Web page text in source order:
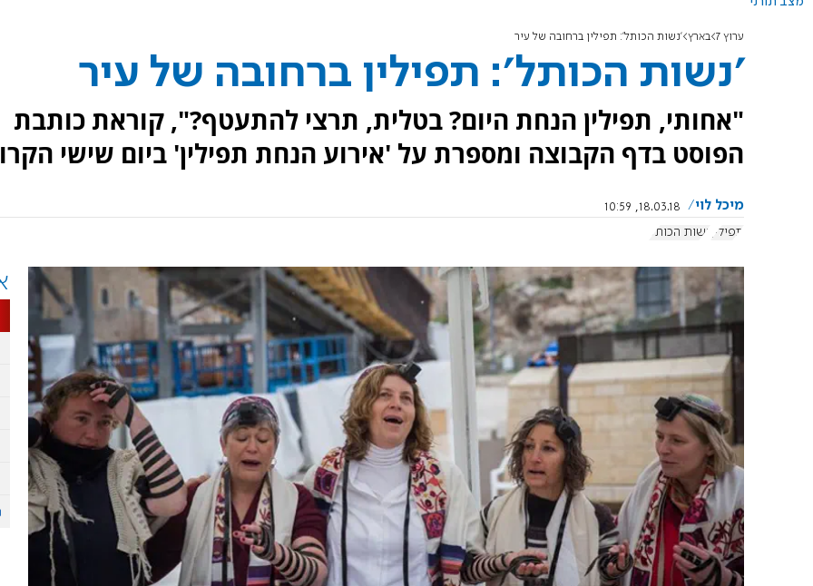
ערוץ 7 בארץ 'נשות הכותל': תפילין ברחובה של עיר
'נשות הכותל': תפילין ברחובה של עיר
"אחותי, תפילין הנחת היום? בטלית, תרצי להתעטף?", קוראת כותבת
הפוסט בדף הקבוצה ומספרת על 'אירוע הנחת תפילין' ביום שישי
מיכל לוי
18.03.18, 10:59
תפילין
נשות הכותל